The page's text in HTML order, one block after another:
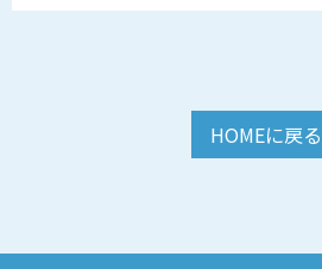
HOMEに戻る